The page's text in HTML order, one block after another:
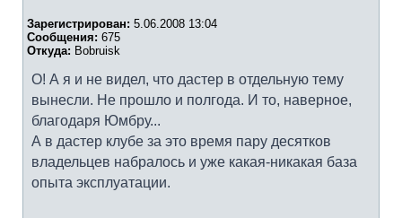
Зарегистрирован: 5.06.2008 13:04
Сообщения: 675
Откуда: Bobruisk
О! А я и не видел, что дастер в отдельную тему
вынесли. Не прошло и полгода. И то, наверное,
благодаря Юмбру...
А в дастер клубе за это время пару десятков
владельцев набралось и уже какая-никакая база
опыта эксплуатации.